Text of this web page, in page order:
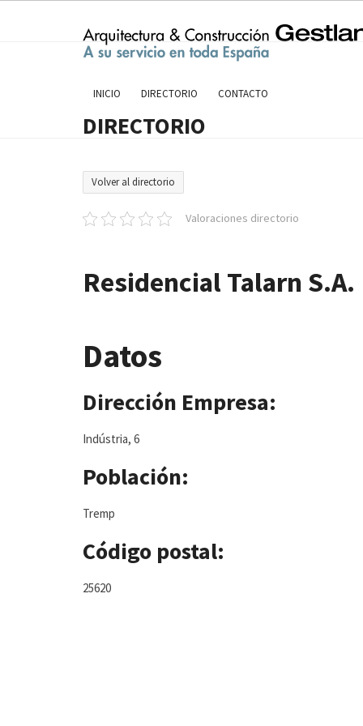
INICIO DIRECTORIO CONTACTO
DIRECTORIO
Volver al directorio
Valoraciones directorio
Residencial Talarn S.A.
Datos
Dirección Empresa:
Indústria, 6
Población:
Tremp
Código postal:
25620